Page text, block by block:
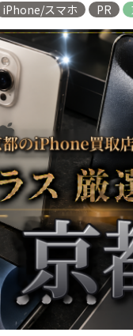
iPhone/スマホ PR